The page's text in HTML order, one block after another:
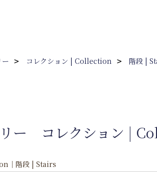
ー コレクション | Collection 階段 |
ー コレクション |
｜階段 | Stairs